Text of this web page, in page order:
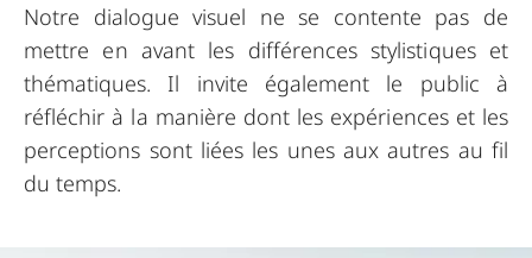
Notre dialogue visuel ne se contente pas de
mettre en avant les différences stylistiques et
thématiques. Il invite également le public à
réfléchir à la manière dont les expériences et les
perceptions sont liées les unes aux autres au fil
du temps.